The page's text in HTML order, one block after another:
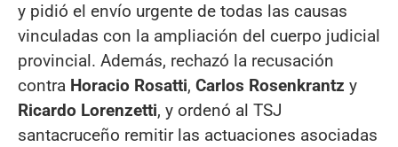
y pidió el envío urgente de todas las causas
vinculadas con la ampliación del cuerpo judicial
provincial. Además, rechazó la recusación
contra Horacio Rosatti, Carlos Rosenkrantz y
Ricardo Lorenzetti, y ordenó al TSJ
santacruceño remitir las actuaciones asociadas